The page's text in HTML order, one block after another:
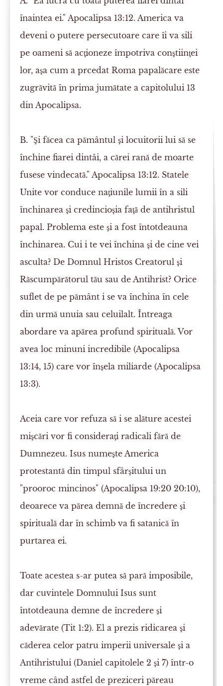
înaintea ei." Apocalipsa 13:12. America va
deveni o putere persecutoare care îi va sili
pe oameni să acţioneze împotriva conştiinţei
lor, aşa cum a prcedat Roma papalăcare este
zugrăvită în prima jumătate a capitolului 13
din Apocalipsa.
B. "Şi făcea ca pământul şi locuitorii lui să se
închine fiarei dintâi, a cărei rană de moarte
fusese vindecată." Apocalipsa 13:12. Statele
Unite vor conduce naţiunile lumii în a sili
închinarea şi credincioşia faţă de antihristul
papal. Problema este şi a fost întotdeauna
închinarea. Cui i te vei închina şi de cine vei
asculta? De Domnul Hristos Creatorul şi
Răscumpărătorul tău sau de Antihrist? Orice
suflet de pe pământ i se va închina în cele
din urmă unuia sau celuilalt. Întreaga
abordare va apărea profund spirituală. Vor
avea loc minuni incredibile (Apocalipsa
13:14, 15) care vor înşela miliarde (Apocalipsa
13:3).
Aceia care vor refuza să i se alăture acestei
mişcări vor fi consideraţi radicali fără de
Dumnezeu. Isus numeşte America
protestantă din timpul sfârşitului un
"prooroc mincinos" (Apocalipsa 19:20 20:10),
deoarece va părea demnă de încredere şi
spirituală dar în schimb va fi satanică în
purtarea ei.
Toate acestea s-ar putea să pară imposibile,
dar cuvintele Domnului Isus sunt
întotdeauna demne de încredere şi
adevărate (Tit 1:2). El a prezis ridicarea şi
căderea celor patru imperii universale şi a
Antihristului (Daniel capitolele 2 şi 7) într-o
vreme când astfel de preziceri păreau